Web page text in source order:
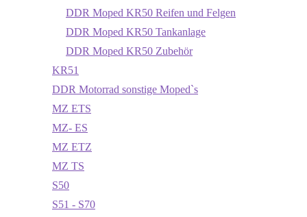
DDR Moped KR50 Reifen und Felgen
DDR Moped KR50 Tankanlage
DDR Moped KR50 Zubehör
KR51
DDR Motorrad sonstige Moped`s
MZ ETS
MZ- ES
MZ ETZ
MZ TS
S50
S51 - S70